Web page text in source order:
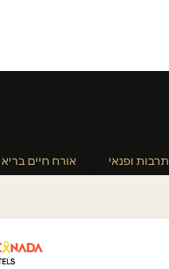
תרבות ופנאי אורח חיים בריא